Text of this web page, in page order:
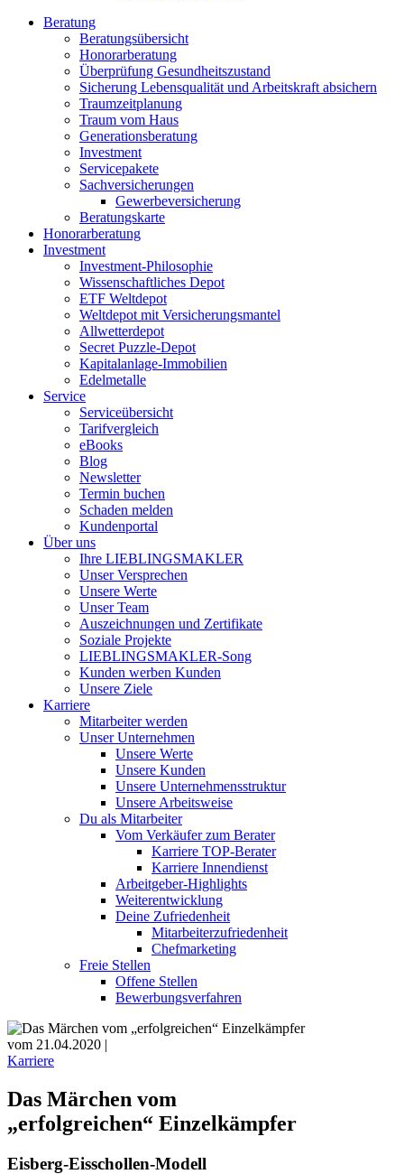
Beratung
Beratungsübersicht
Honorarberatung
Überprüfung Gesundheitszustand
Sicherung Lebensqualität und Arbeitskraft absichern
Traumzeitplanung
Traum vom Haus
Generationsberatung
Investment
Servicepakete
Sachversicherungen
Gewerbeversicherung
Beratungskarte
Honorarberatung
Investment
Investment-Philosophie
Wissenschaftliches Depot
ETF Weltdepot
Weltdepot mit Versicherungsmantel
Allwetterdepot
Secret Puzzle-Depot
Kapitalanlage-Immobilien
Edelmetalle
Service
Serviceübersicht
Tarifvergleich
eBooks
Blog
Newsletter
Termin buchen
Schaden melden
Kundenportal
Über uns
Ihre LIEBLINGSMAKLER
Unser Versprechen
Unsere Werte
Unser Team
Auszeichnungen und Zertifikate
Soziale Projekte
LIEBLINGSMAKLER-Song
Kunden werben Kunden
Unsere Ziele
Karriere
Mitarbeiter werden
Unser Unternehmen
Unsere Werte
Unsere Kunden
Unsere Unternehmensstruktur
Unsere Arbeitsweise
Du als Mitarbeiter
Vom Verkäufer zum Berater
Karriere TOP-Berater
Karriere Innendienst
Arbeitgeber-Highlights
Weiterentwicklung
Deine Zufriedenheit
Mitarbeiterzufriedenheit
Chefmarketing
Freie Stellen
Offene Stellen
Bewerbungsverfahren
vom 21.04.2020 |
Karriere
Das Märchen vom
„erfolgreichen“ Einzelkämpfer
Eisberg-Eisschollen-Modell